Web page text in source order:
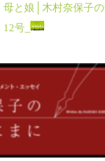
母と娘│木村奈保子
12号_